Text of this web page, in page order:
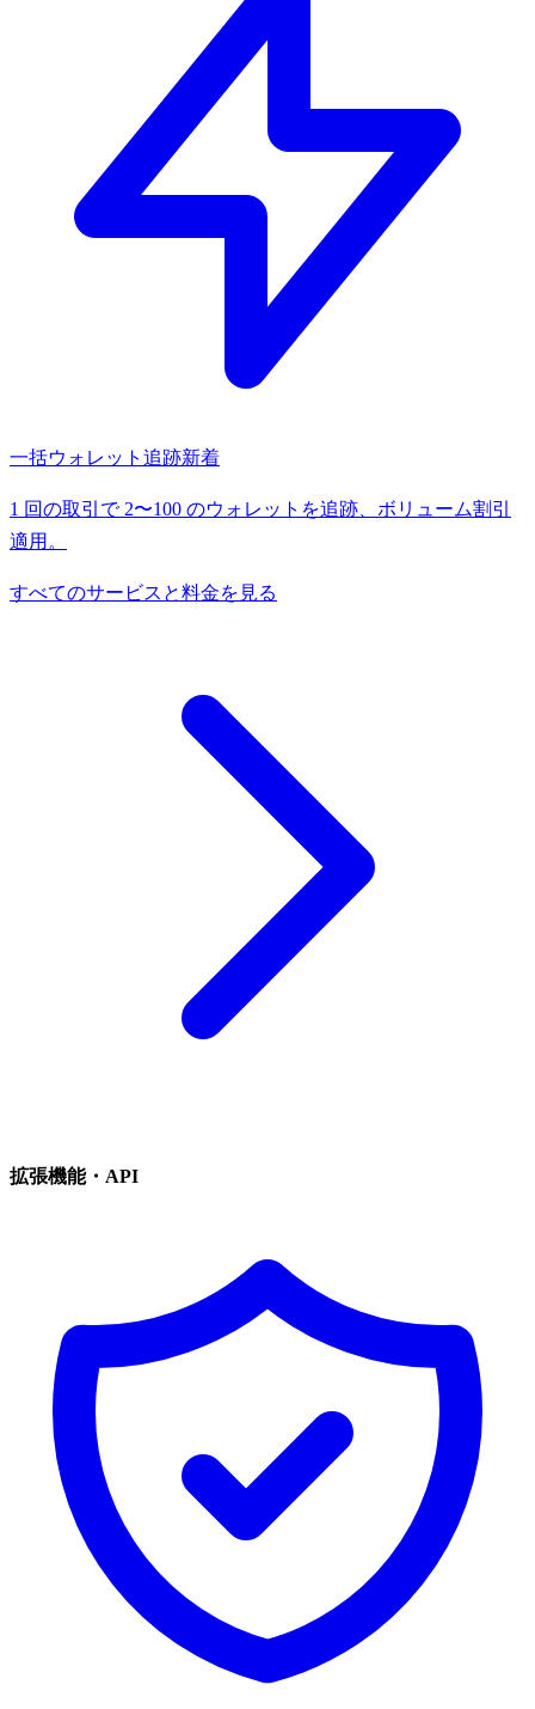
一括ウォレット追跡新着
1 回の取引で 2〜100 のウォレットを追跡、ボリューム割引
適用。
すべてのサービスと料金を見る
拡張機能・API